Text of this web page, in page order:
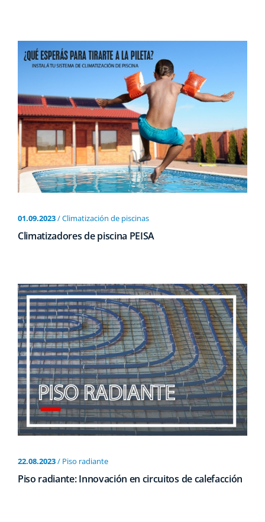
01.09.2023/ Climatización de piscinas
Climatizadores de piscina PEISA
22.08.2023/ Piso radiante
Piso radiante: Innovación en circuitos de calefacción